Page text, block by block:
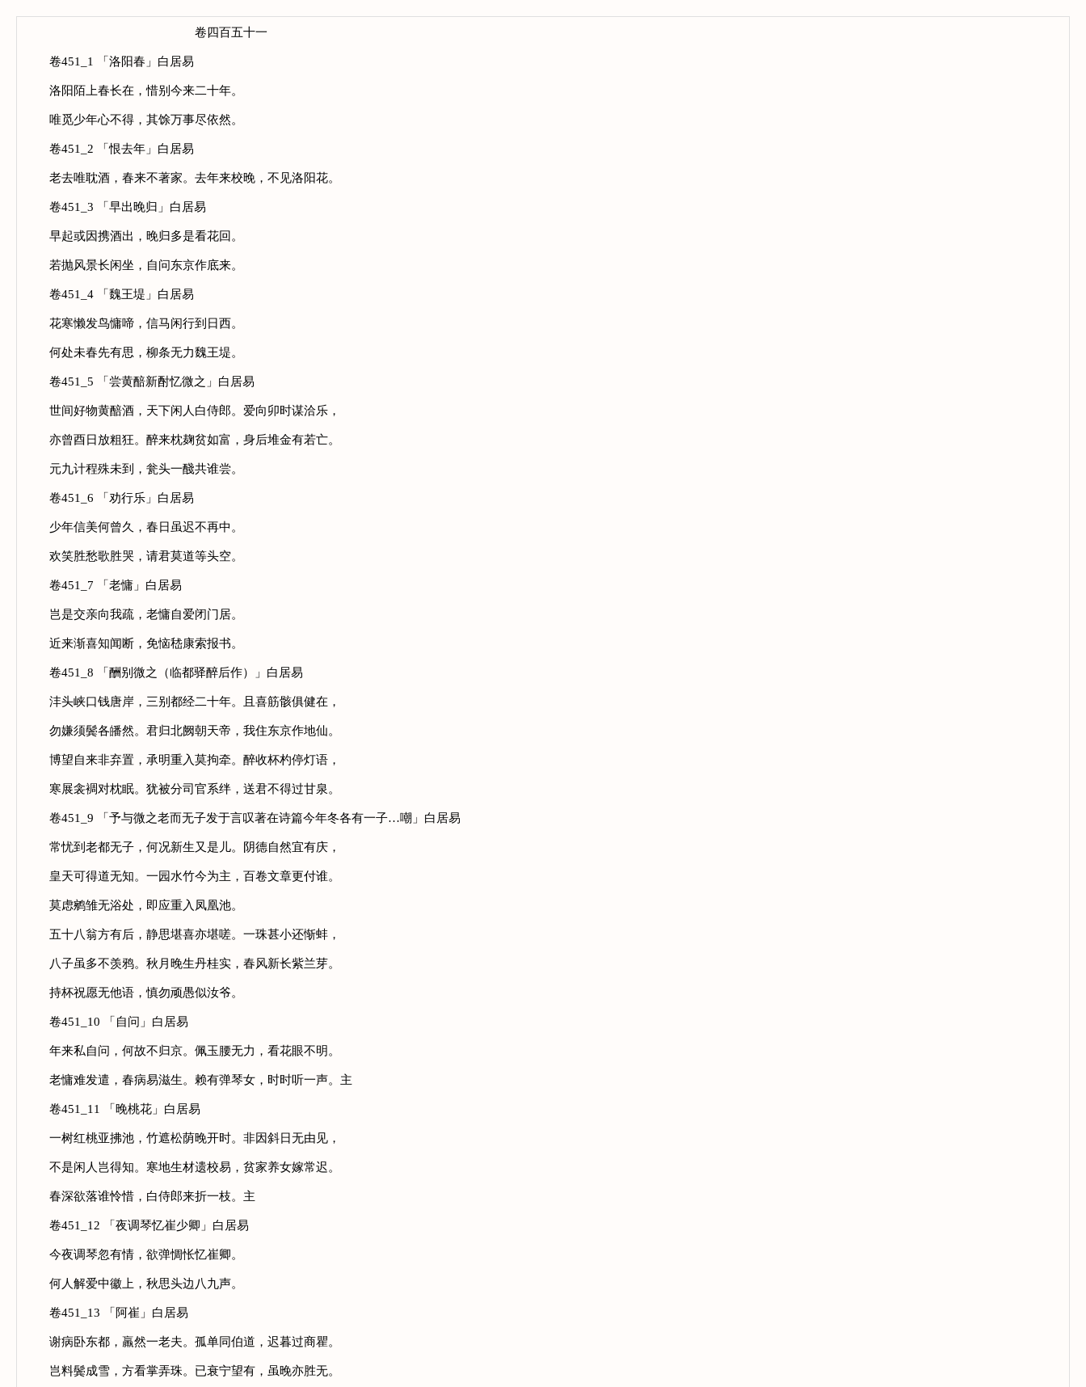
卷四百五十一
卷451_1 「洛阳春」白居易
洛阳陌上春长在，惜别今来二十年。
唯觅少年心不得，其馀万事尽依然。
卷451_2 「恨去年」白居易
老去唯耽酒，春来不著家。去年来校晚，不见洛阳花。
卷451_3 「早出晚归」白居易
早起或因携酒出，晚归多是看花回。
若抛风景长闲坐，自问东京作底来。
卷451_4 「魏王堤」白居易
花寒懒发鸟慵啼，信马闲行到日西。
何处未春先有思，柳条无力魏王堤。
卷451_5 「尝黄醅新酎忆微之」白居易
世间好物黄醅酒，天下闲人白侍郎。爱向卯时谋洽乐，
亦曾酉日放粗狂。醉来枕麹贫如富，身后堆金有若亡。
元九计程殊未到，瓮头一醆共谁尝。
卷451_6 「劝行乐」白居易
少年信美何曾久，春日虽迟不再中。
欢笑胜愁歌胜哭，请君莫道等头空。
卷451_7 「老慵」白居易
岂是交亲向我疏，老慵自爱闭门居。
近来渐喜知闻断，免恼嵇康索报书。
卷451_8 「酬别微之（临都驿醉后作）」白居易
沣头峡口钱唐岸，三别都经二十年。且喜筋骸俱健在，
勿嫌须鬓各皤然。君归北阙朝天帝，我住东京作地仙。
博望自来非弃置，承明重入莫拘牵。醉收杯杓停灯语，
寒展衾裯对枕眠。犹被分司官系绊，送君不得过甘泉。
卷451_9 「予与微之老而无子发于言叹著在诗篇今年冬各有一子…嘲」白居易
常忧到老都无子，何况新生又是儿。阴德自然宜有庆，
皇天可得道无知。一园水竹今为主，百卷文章更付谁。
莫虑鹓雏无浴处，即应重入凤凰池。
五十八翁方有后，静思堪喜亦堪嗟。一珠甚小还惭蚌，
八子虽多不羡鸦。秋月晚生丹桂实，春风新长紫兰芽。
持杯祝愿无他语，慎勿顽愚似汝爷。
卷451_10 「自问」白居易
年来私自问，何故不归京。佩玉腰无力，看花眼不明。
老慵难发遣，春病易滋生。赖有弹琴女，时时听一声。主
卷451_11 「晚桃花」白居易
一树红桃亚拂池，竹遮松荫晚开时。非因斜日无由见，
不是闲人岂得知。寒地生材遗校易，贫家养女嫁常迟。
春深欲落谁怜惜，白侍郎来折一枝。主
卷451_12 「夜调琴忆崔少卿」白居易
今夜调琴忽有情，欲弹惆怅忆崔卿。
何人解爱中徽上，秋思头边八九声。
卷451_13 「阿崔」白居易
谢病卧东都，羸然一老夫。孤单同伯道，迟暮过商瞿。
岂料鬓成雪，方看掌弄珠。已衰宁望有，虽晚亦胜无。